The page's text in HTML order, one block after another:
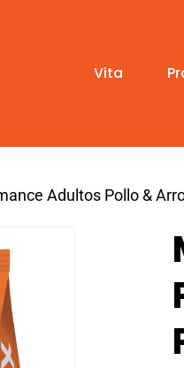
Vita
Adultos Pollo &